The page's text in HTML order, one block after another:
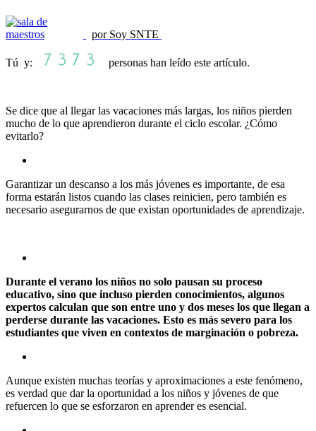
por Soy SNTE
Tú y: personas han leído este artículo.
Se dice que al llegar las vacaciones más largas, los niños pierden
mucho de lo que aprendieron durante el ciclo escolar. ¿Cómo
evitarlo?
Garantizar un descanso a los más jóvenes es importante, de esa
forma estarán listos cuando las clases reinicien, pero también es
necesario asegurarnos de que existan oportunidades de aprendizaje.
Durante el verano los niños no solo pausan su proceso
educativo, sino que incluso pierden conocimientos, algunos
expertos calculan que son entre uno y dos meses los que llegan a
perderse durante las vacaciones. Esto es más severo para los
estudiantes que viven en contextos de marginación o pobreza.
Aunque existen muchas teorías y aproximaciones a este fenómeno,
es verdad que dar la oportunidad a los niños y jóvenes de que
refuercen lo que se esforzaron en aprender es esencial.